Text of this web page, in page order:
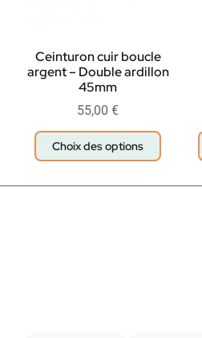
Ceinturon cuir boucle
argent – Double ardillon
45mm
55,00 €
Choix des options